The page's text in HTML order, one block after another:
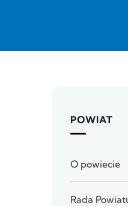
POWIAT
O powiecie
Rada